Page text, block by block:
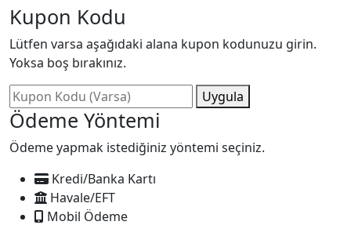
Kupon Kodu
Lütfen varsa aşağıdaki alana kupon kodunuzu girin.
Yoksa boş bırakınız.
Uygula
Ödeme Yöntemi
Ödeme yapmak istediğiniz yöntemi seçiniz.
Kredi/Banka Kartı
Havale/EFT
Mobil Ödeme